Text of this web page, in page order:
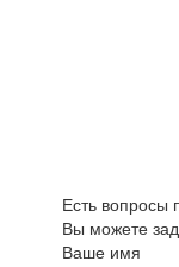
Есть вопросы
Вы можете
Ваше имя